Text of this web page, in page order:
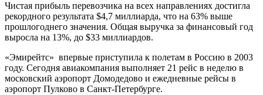
Чистая прибыль перевозчика на всех направлениях достигла
рекордного результата $4,7 миллиарда, что на 63% выше
прошлогоднего значения. Общая выручка за финансовый год
выросла на 13%, до $33 миллиардов.
«Эмирейтс» впервые приступила к полетам в Россию в 2003
году. Сегодня авиакомпания выполняет 21 рейс в неделю в
московский аэропорт Домодедово и ежедневные рейсы в
аэропорт Пулково в Санкт-Петербурге.